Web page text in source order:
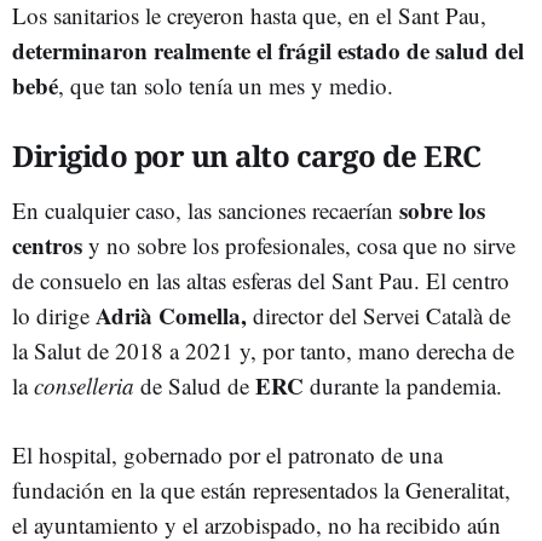
Los sanitarios le creyeron hasta que, en el Sant Pau,
determinaron realmente el frágil estado de salud del
bebé, que tan solo tenía un mes y medio.
Dirigido por un alto cargo de ERC
En cualquier caso, las sanciones recaerían sobre los
centros y no sobre los profesionales, cosa que no sirve
de consuelo en las altas esferas del Sant Pau. El centro
lo dirige Adrià Comella, director del Servei Català de
la Salut de 2018 a 2021 y, por tanto, mano derecha de
laconselleria de Salud de ERC durante la pandemia.
El hospital, gobernado por el patronato de una
fundación en la que están representados la Generalitat,
el ayuntamiento y el arzobispado, no ha recibido aún